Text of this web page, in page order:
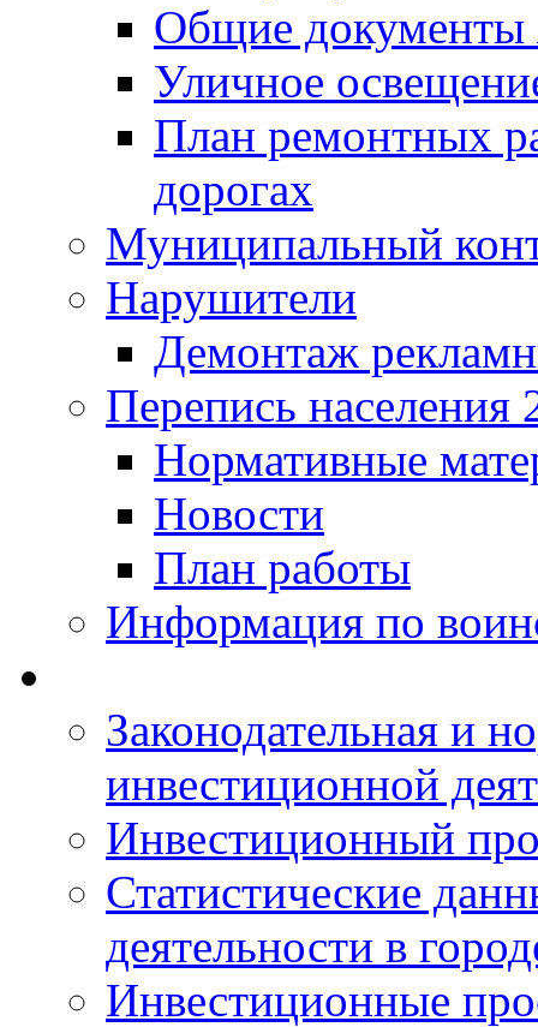
Общие
Уличное
План ремонтных
дорогах
Муниципальный
Нарушители
Демонтаж
Перепись населения
Нормативные
Новости
План работы
Информация по
Законодательная и
инвестиционной
Инвестиционный
Статистические
деятельности в
Инвестиционные